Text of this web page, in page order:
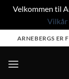
Velkommen til
Vilkår
to
content
ARNEBERGS ER